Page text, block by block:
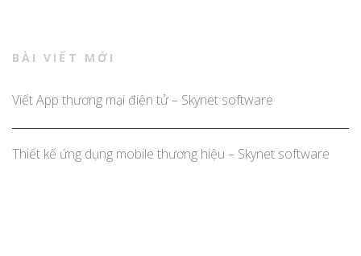
BÀI VIẾT MỚI
Viết App thương mại điện tử – Skynet software
Thiết kế ứng dụng mobile thương hiệu – Skynet software